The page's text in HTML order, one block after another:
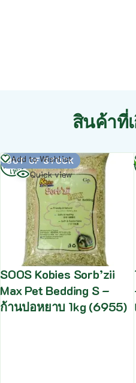
สินค้าที่
OUT OF STOCK
Add to Wishlist
Quick view
SOOS Kobies Sorb’zii
Max Pet Bedding S –
ก้านปอหยาบ 1kg (6955)
อ่าน
เพิ่ม